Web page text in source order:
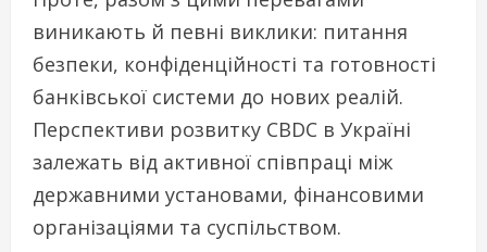
виникають й певні виклики: питання
безпеки, конфіденційності та готовності
банківської системи до нових реалій.
Перспективи розвитку CBDC в Україні
залежать від активної співпраці між
державними установами, фінансовими
організаціями та суспільством.